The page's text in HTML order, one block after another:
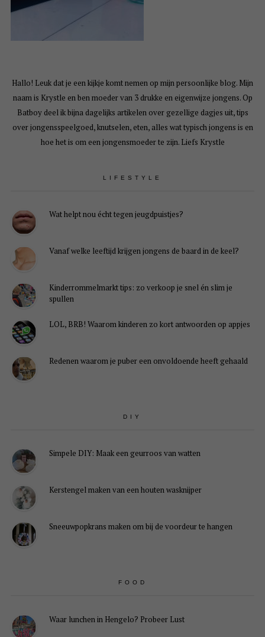
Hallo! Leuk dat je een kijkje komt nemen op mijn persoonlijke blog. Mijn
naam is Krystle en ben moeder van 3 drukke en eigenwijze jongens. Op
Batboy deel ik bijna dagelijks artikelen over gezellige dagjes uit, tips
over jongensspeelgoed, knutselen, eten, alles wat typisch jongens is en
hoe het is om een jongensmoeder te zijn. Liefs Krystle
LIFESTYLE
Wat helpt nou écht tegen jeugdpuistjes?
Vanaf welke leeftijd krijgen jongens de baard in de keel?
Kinderrommelmarkt tips: zo verkoop je snel én slim je
spullen
LOL, BRB! Waarom kinderen zo kort antwoorden op appjes
Redenen waarom je puber een onvoldoende heeft gehaald
DIY
Simpele DIY: Maak een geurroos van watten
Kerstengel maken van een houten wasknijper
Sneeuwpopkrans maken om bij de voordeur te hangen
FOOD
Waar lunchen in Hengelo? Probeer Lust